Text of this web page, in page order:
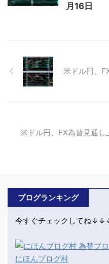
月16日
米ドル円、
米ドル円、FX為替見通し
ブログランキング
今すぐチェックしてね
にほんブログ村